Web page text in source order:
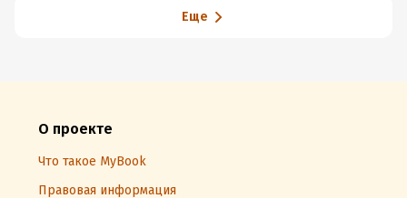
Еще
О проекте
Что такое MyBook
Правовая информация